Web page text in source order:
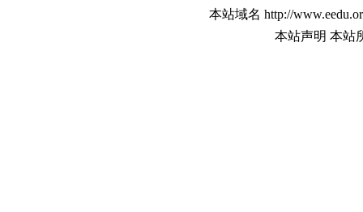
本站域名 http://
本站声明 本站